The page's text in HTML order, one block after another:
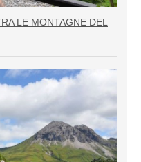
LE MONTAGNE DEL